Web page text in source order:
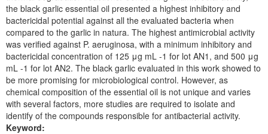
the black garlic essential oil presented a highest inhibitory and
bactericidal potential against all the evaluated bacteria when
compared to the garlic in natura. The highest antimicrobial activity
was verified against P. aeruginosa, with a minimum inhibitory and
bactericidal concentration of 125 μg mL -1 for lot AN1, and 500 μg
mL -1 for lot AN2. The black garlic evaluated in this work showed to
be more promising for microbiological control. However, as
chemical composition of the essential oil is not unique and varies
with several factors, more studies are required to isolate and
identify of the compounds responsible for antibacterial activity.
Keyword: